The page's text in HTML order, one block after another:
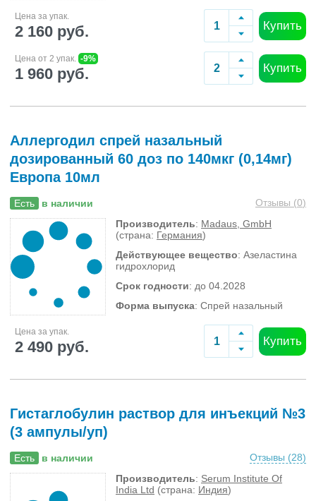
Цена за упак.
2 160 руб. Купить
Цена от 2 упак. -9%
1 960 руб. Купить
Аллергодил спрей назальный
дозированный 60 доз по 140мкг (0,14мг)
Европа 10мл
Есть в наличии Отзывы (0)
Производитель: Madaus, GmbH
(страна: Германия)
Действующее вещество: Азеластина
гидрохлорид
Срок годности: до 04.2028
Форма выпуска: Спрей назальный
Цена за упак.
2 490 руб. Купить
Гистаглобулин раствор для инъекций №3
(3 ампулы/уп)
Есть в наличии Отзывы (28)
Производитель: Serum Institute Of
India Ltd (страна: Индия)